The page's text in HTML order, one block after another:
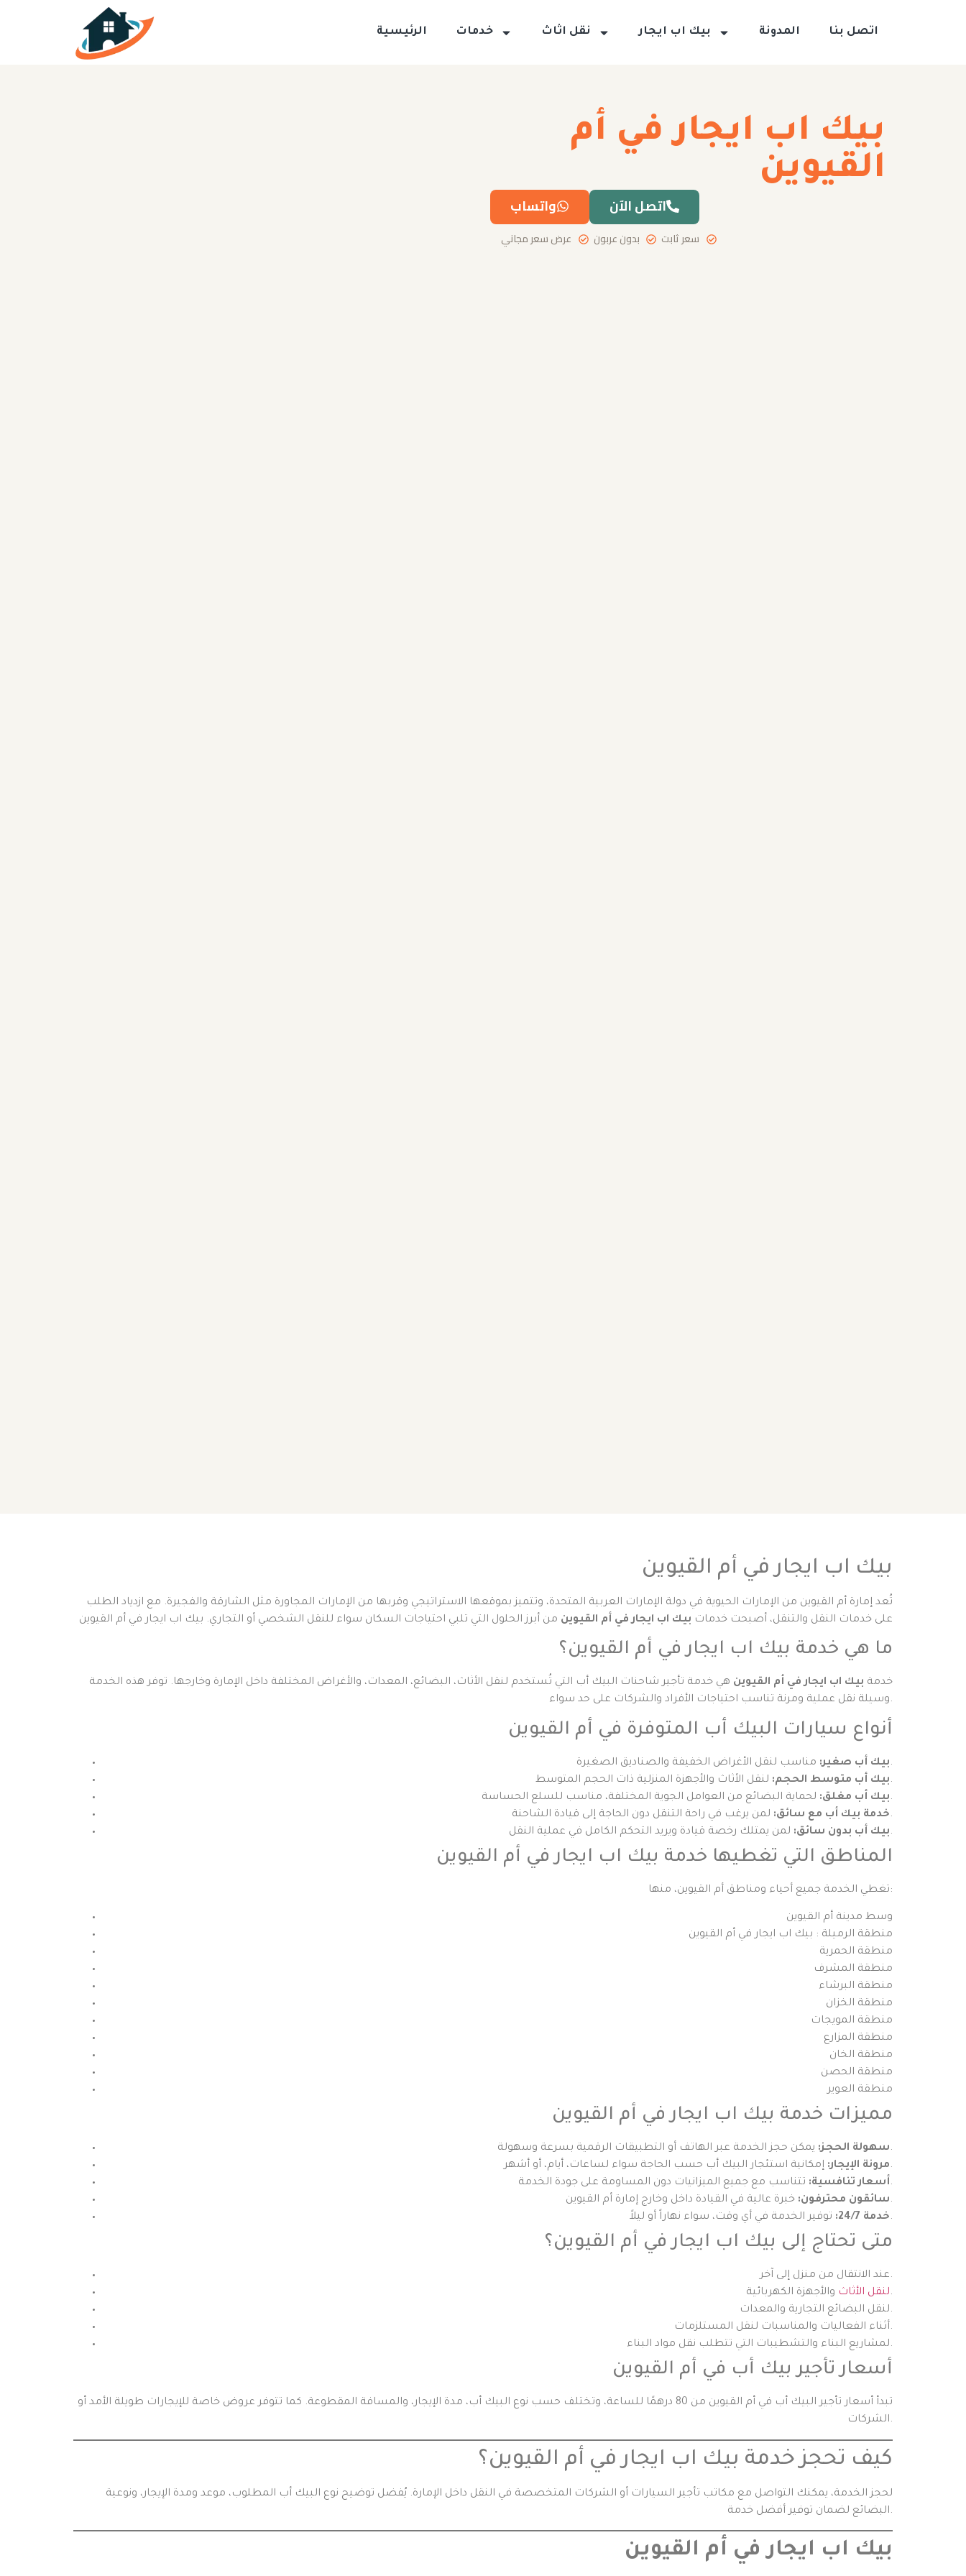
الرئيسية خدمات نقل اثاث بيك اب ايجار المدونة اتصل بنا
بيك اب ايجار في أم
القيوين
واتساب اتصل الآن
عرض سعر مجاني بدون عربون سعر ثابت
بيك اب ايجار في أم القيوين
تُعد إمارة أم القيوين من الإمارات الحيوية في دولة الإمارات العربية المتحدة، وتتميز بموقعها الاستراتيجي وقربها من الإمارات المجاورة مثل الشارقة والفجيرة. مع ازدياد الطلب
على خدمات النقل والتنقل، أصبحت خدمات بيك اب ايجار في أم القيوين من أبرز الحلول التي تلبي احتياجات السكان سواء للنقل الشخصي أو التجاري. بيك اب ايجار في أم القيوين
ما هي خدمة بيك اب ايجار في أم القيوين؟
خدمة بيك اب ايجار في أم القيوين هي خدمة تأجير شاحنات البيك أب التي تُستخدم لنقل الأثاث، البضائع، المعدات، والأغراض المختلفة داخل الإمارة وخارجها. توفر هذه الخدمة
وسيلة نقل عملية ومرنة تناسب احتياجات الأفراد والشركات على حد سواء.
أنواع سيارات البيك أب المتوفرة في أم القيوين
بيك أب صغير:مناسب لنقل الأغراض الخفيفة والصناديق الصغيرة.
بيك أب متوسط الحجم:لنقل الأثاث والأجهزة المنزلية ذات الحجم المتوسط.
بيك أب مغلق:لحماية البضائع من العوامل الجوية المختلفة، مناسب للسلع الحساسة.
خدمة بيك أب مع سائق:لمن يرغب في راحة التنقل دون الحاجة إلى قيادة الشاحنة.
بيك أب بدون سائق:لمن يمتلك رخصة قيادة ويريد التحكم الكامل في عملية النقل.
المناطق التي تغطيها خدمة بيك اب ايجار في أم القيوين
تغطي الخدمة جميع أحياء ومناطق أم القيوين، منها:
وسط مدينة أم القيوين
منطقة الرميلة : بيك اب ايجار في أم القيوين
منطقة الحمرية
منطقة المشرف
منطقة البرشاء
منطقة الخزان
منطقة المويجات
منطقة المزارع
منطقة الخان
منطقة الحصن
منطقة العوير
مميزات خدمة بيك اب ايجار في أم القيوين
سهولة الحجز:يمكن حجز الخدمة عبر الهاتف أو التطبيقات الرقمية بسرعة وسهولة.
مرونة الإيجار:إمكانية استئجار البيك أب حسب الحاجة سواء لساعات، أيام، أو أشهر.
أسعار تنافسية:تتناسب مع جميع الميزانيات دون المساومة على جودة الخدمة.
سائقون محترفون:خبرة عالية في القيادة داخل وخارج إمارة أم القيوين.
خدمة 24/7:توفير الخدمة في أي وقت، سواء نهاراً أو ليلاً.
متى تحتاج إلى بيك اب ايجار في أم القيوين؟
عند الانتقال من منزل إلى آخر.
لنقل الأثاثوالأجهزة الكهربائية.
لنقل البضائع التجارية والمعدات.
أثناء الفعاليات والمناسبات لنقل المستلزمات.
لمشاريع البناء والتشطيبات التي تتطلب نقل مواد البناء.
أسعار تأجير بيك أب في أم القيوين
تبدأ أسعار تأجير البيك أب في أم القيوين من 80 درهمًا للساعة، وتختلف حسب نوع البيك أب، مدة الإيجار، والمسافة المقطوعة. كما تتوفر عروض خاصة للإيجارات طويلة الأمد أو
الشركات.
كيف تحجز خدمة بيك اب ايجار في أم القيوين؟
لحجز الخدمة، يمكنك التواصل مع مكاتب تأجير السيارات أو الشركات المتخصصة في النقل داخل الإمارة. يُفضل توضيح نوع البيك أب المطلوب، موعد ومدة الإيجار، ونوعية
البضائع لضمان توفير أفضل خدمة.
بيك اب ايجار في أم القيوين